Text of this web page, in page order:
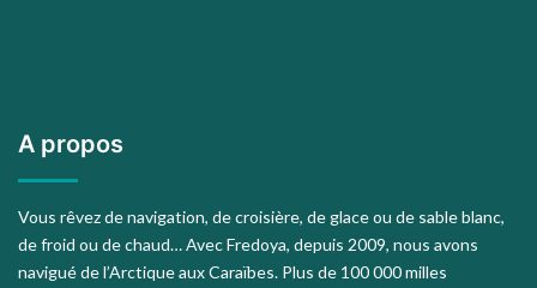
A propos
Vous rêvez de navigation, de croisière, de glace ou de sable blanc,
de froid ou de chaud… Avec Fredoya, depuis 2009, nous avons
navigué de l’Arctique aux Caraïbes. Plus de 100 000 milles